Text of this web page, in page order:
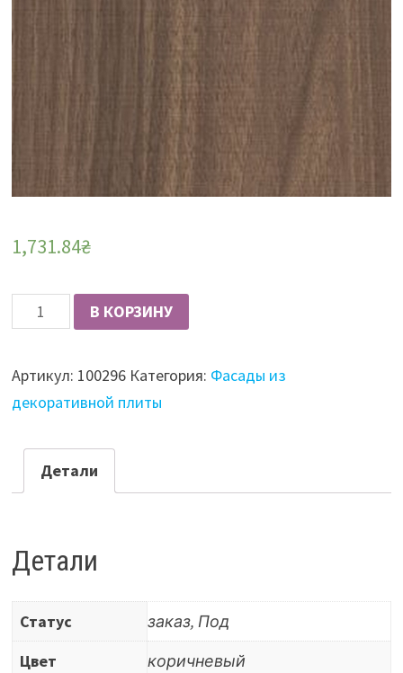
1,731.84₴
Количество
Фасад
плиты
SKIN
матовый,
цвет
6424
SG-
Noce
Athens
В КОРЗИНУ
Артикул: 100296 Категория: Фасады из
декоративной плиты
Детали
Детали
Статус
заказ, Под
Цвет
коричневый